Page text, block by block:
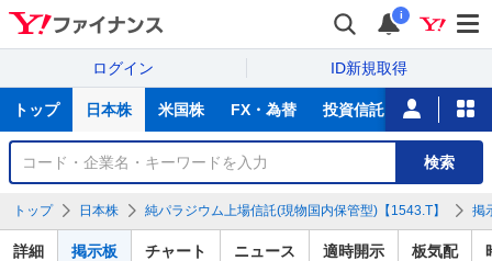
i
ログイン ID新規取得
サ
トップ 日本株 米国株 FX・為替 投資信託 ニュース
銘
検
索
検索
トップ 日本株 純パラジウム上場信託(現物国内保管型)【1543.T】 掲
詳細 掲示板 チャート ニュース 適時開示 板気配